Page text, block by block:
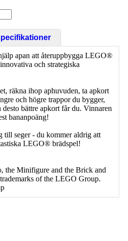
apan att återuppbygga LEGO®
och strategiska
räkna ihop aphuvuden, ta apkort
och högre trappor du bygger,
bättre apkort får du. Vinnaren
bananpoäng!
till seger - du kommer aldrig att
LEGO® brädspel!
the Minifigure and the Brick and
of the LEGO Group.